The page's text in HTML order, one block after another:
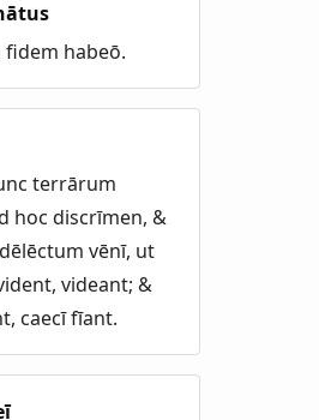
fidem habeō.
terrārum
hoc discrīmen, &
vēnī, ut
videant; &
caecī fīant.